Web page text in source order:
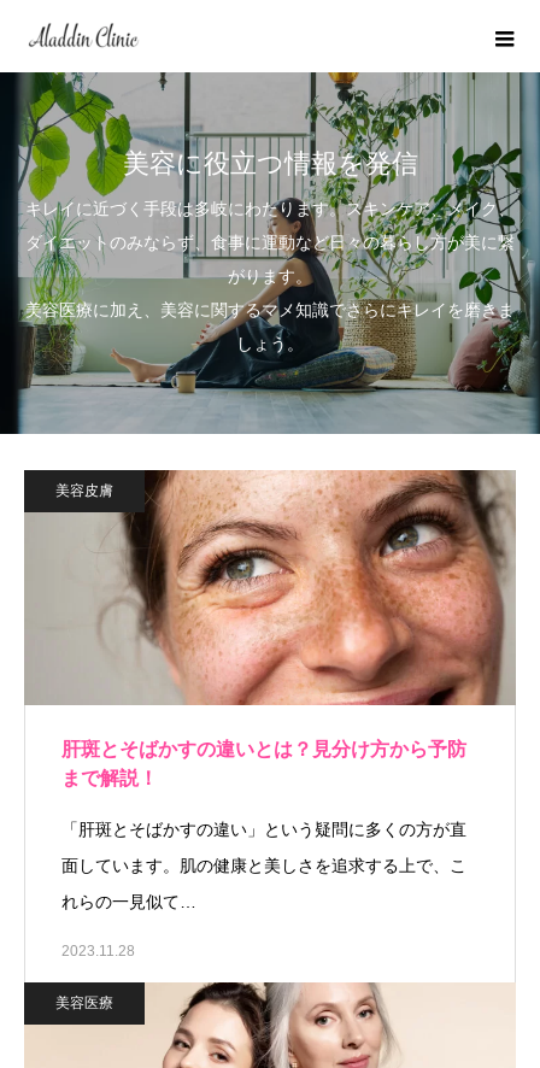
美容に役立つ情報を発信
キレイに近づく手段は多岐にわたります。スキンケア、メイク、
ダイエットのみならず、食事に運動など日々の暮らし方が美に繋
がります。
美容医療に加え、美容に関するマメ知識でさらにキレイを磨きま
しょう。
美容皮膚
肝斑とそばかすの違いとは？見分け方から予防
まで解説！
「肝斑とそばかすの違い」という疑問に多くの方が直
面しています。肌の健康と美しさを追求する上で、こ
れらの一見似て…
2023.11.28
美容医療